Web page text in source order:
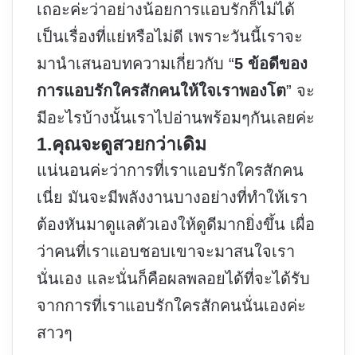
เถอะค่ะว่าอย่างน้อยการแอบรักก็ไม่ได้
เป็นเรื่องที่แย่หรือไม่ดี เพราะวันนี้เราจะ
มานำเสนอบทความเกี่ยวกับ “5 ข้อดีของ
การแอบรักใครสักคนให้ใจเราพองโต” จะ
มีอะไรบ้างนั้นเราไปอ่านพร้อมๆกันเลยค่ะ
1.คุณจะดูสวยกว่าเดิม
แน่นอนค่ะว่าการที่เราแอบรักใครสักคน
เนี่ย มันจะมีพลังงานบางอย่างที่ทำให้เรา
ต้องหันมาดูแลตัวเองให้ดูดีมากยิ่งขึ้น เผื่อ
ว่าคนที่เราแอบชอบเขาจะมาสนใจเรา
นั่นเอง และนั่นก็คือผลพลอยได้ที่จะได้รับ
จากการที่เราแอบรักใครสักคนนั่นเองค่ะ
สาวๆ